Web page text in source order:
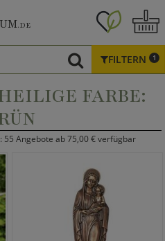
.DE
FILTERN 1
FARBE:
Angebote ab 75,00 € verfügbar